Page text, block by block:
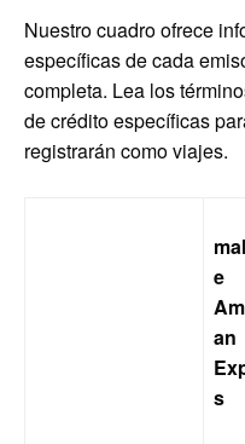
Nuestro cuadro ofrece
específicas de cada
completa. Lea los
de crédito específicas
registrarán como viajes.
e
an
s